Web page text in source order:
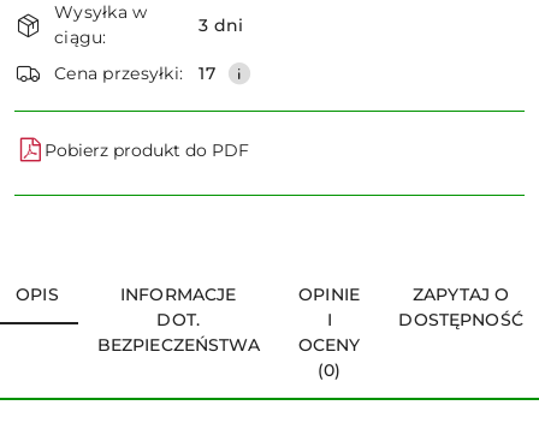
i
dostawa
Wysyłka w
ciągu:
3 dni
Cena przesyłki: 17
Pobierz produkt do PDF
OPIS
INFORMACJE
DOT.
BEZPIECZEŃSTWA
OPINIE
I
OCENY
(0)
ZAPYTAJ O
DOSTĘPNOŚĆ